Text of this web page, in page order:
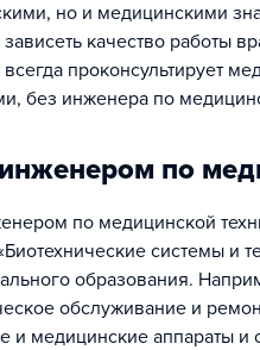
но и медицинскими
качество работы
всегда проконсультирует
без инженера по
по
по медицинской
системы и
образования.
обслуживание и
и медицинские аппараты и